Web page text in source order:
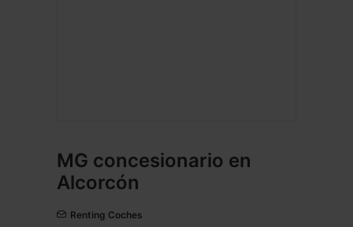
MG concesionario en
Alcorcón
Renting Coches